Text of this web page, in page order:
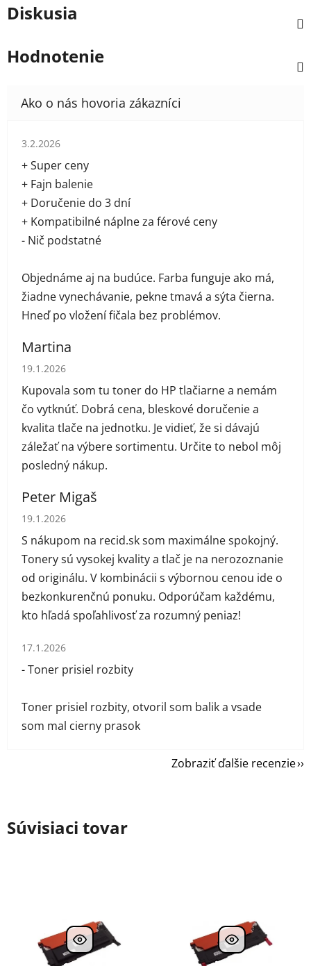
Diskusia
Hodnotenie
Hodnotenie obchodu je 5 z 5 hviezdičiek.
3.2.2026
+ Super ceny
+ Fajn balenie
+ Doručenie do 3 dní
+ Kompatibilné náplne za férové ceny
- Nič podstatné
Objednáme aj na budúce. Farba funguje ako má,
žiadne vynechávanie, pekne tmavá a sýta čierna.
Hneď po vložení fičala bez problémov.
Martina
Hodnotenie obchodu je 5 z 5 hviezdičiek.
19.1.2026
Kupovala som tu toner do HP tlačiarne a nemám
čo vytknúť. Dobrá cena, bleskové doručenie a
kvalita tlače na jednotku. Je vidieť, že si dávajú
záležať na výbere sortimentu. Určite to nebol môj
posledný nákup.
Peter Migaš
Hodnotenie obchodu je 5 z 5 hviezdičiek.
19.1.2026
S nákupom na recid.sk som maximálne spokojný.
Tonery sú vysokej kvality a tlač je na nerozoznanie
od originálu. V kombinácii s výbornou cenou ide o
bezkonkurenčnú ponuku. Odporúčam každému,
kto hľadá spoľahlivosť za rozumný peniaz!
Hodnotenie obchodu je 1 z 5 hviezdičiek.
17.1.2026
- Toner prisiel rozbity
Toner prisiel rozbity, otvoril som balik a vsade
som mal cierny prasok
Zobraziť ďalšie recenzie
Súvisiaci tovar